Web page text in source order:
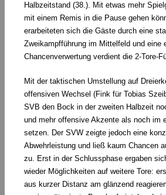
Halbzeitstand (38.). Mit etwas mehr
mit einem Remis in die Pause gehen
erarbeiteten sich die Gäste durch eine
Zweikampfführung im Mittelfeld und eine
Chancenverwertung verdient die 2-Tore-
Mit der taktischen Umstellung auf
offensiven Wechsel (Fink für Tobias
SVB den Bock in der zweiten Halbzeit
und mehr offensive Akzente als noch im
setzen. Der SVW zeigte jedoch eine
Abwehrleistung und ließ kaum Chancen
zu. Erst in der Schlussphase ergaben
wieder Möglichkeiten auf weitere Tore:
aus kurzer Distanz am glänzend